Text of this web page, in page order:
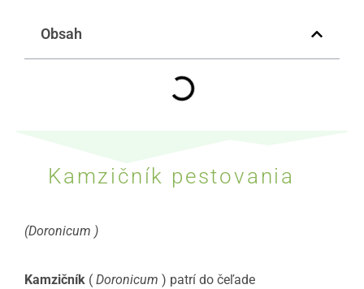
Obsah
Kamzičník pestovania
(Doronicum )
Kamzičník ( Doronicum ) patrí do čeľade